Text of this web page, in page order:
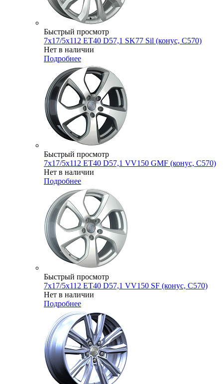
Быстрый просмотр
7x17/5x112 ET40 D57,1 SK77 Sil (конус, C570)
Нет в наличии
Подробнее
Быстрый просмотр
7x17/5x112 ET40 D57,1 VV150 GMF (конус, C570)
Нет в наличии
Подробнее
Быстрый просмотр
7x17/5x112 ET40 D57,1 VV150 SF (конус, C570)
Нет в наличии
Подробнее